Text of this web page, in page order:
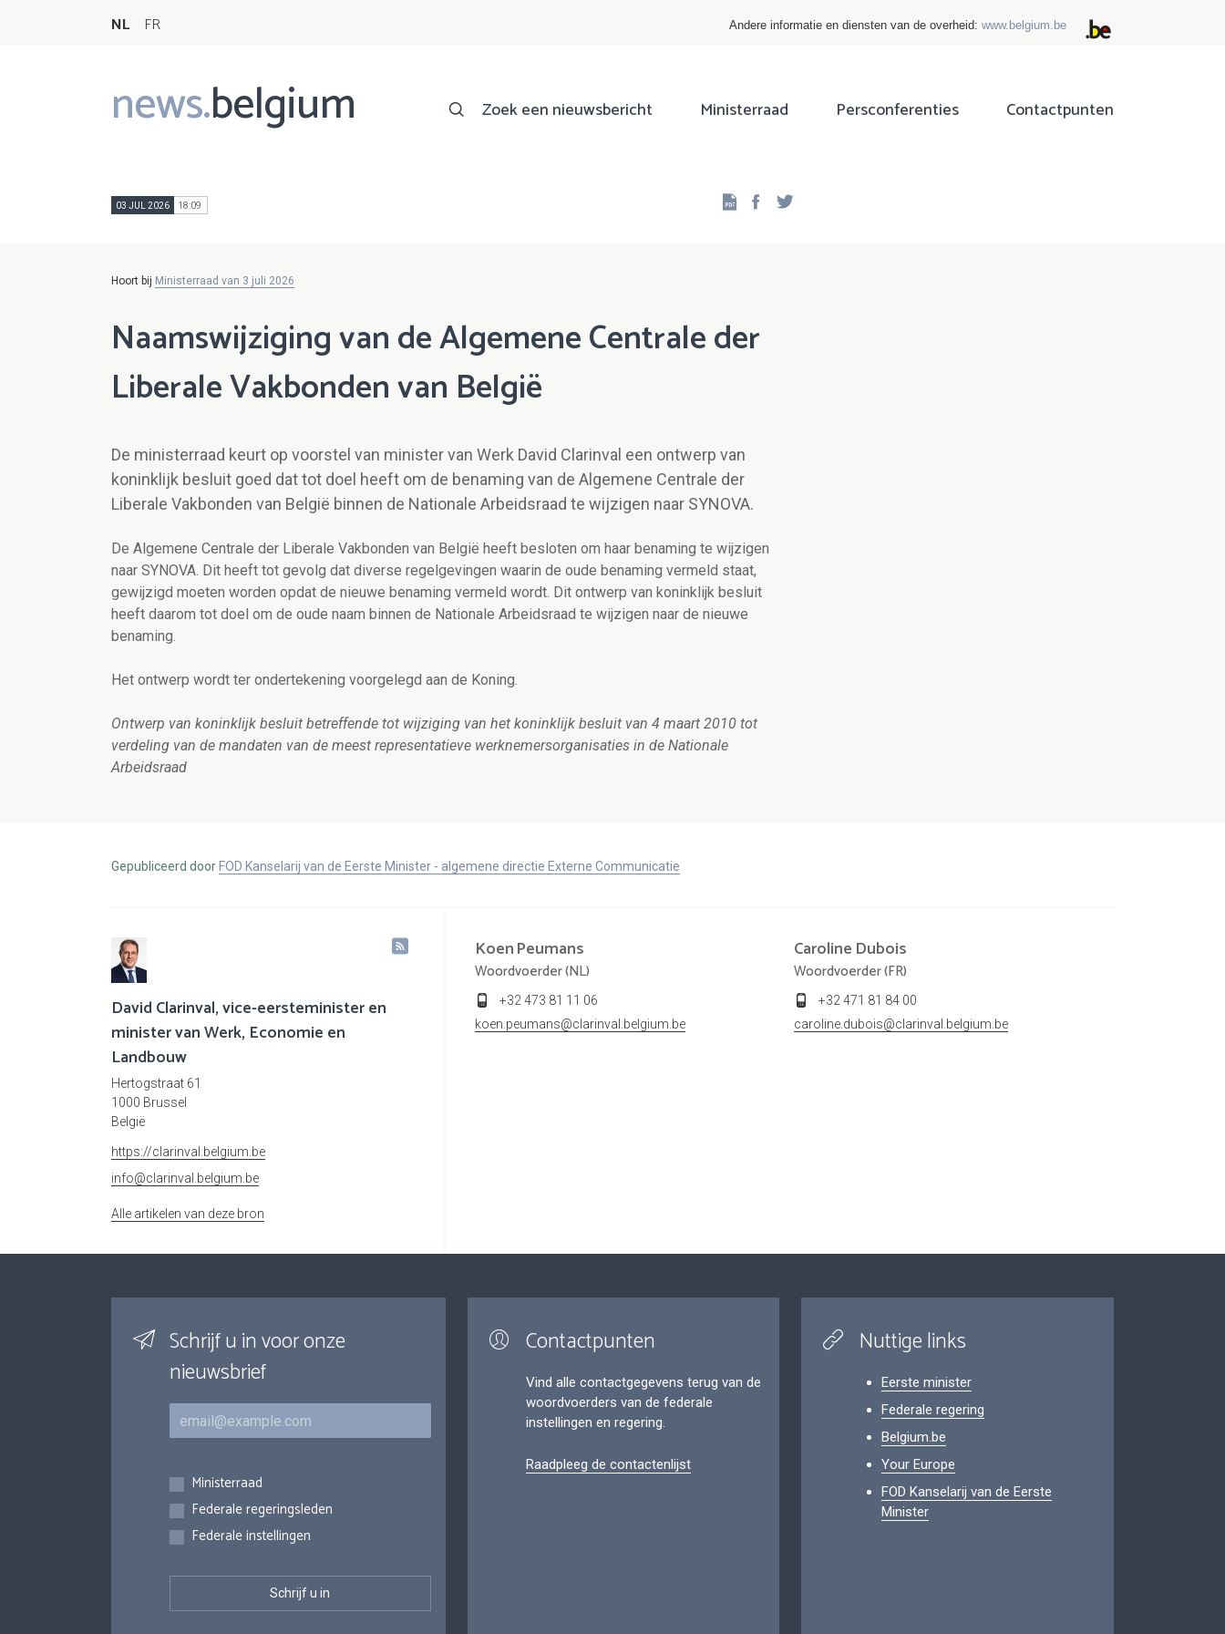
NL FR Andere informatie en diensten van de overheid: www.belgium.be
news.belgium
Main
navigation
Zoek een nieuwsbericht Ministerraad Persconferenties Contactpunten
03 JUL 2026 18:09 Facebook
Hoort bij Ministerraad van 3 juli 2026
Naamswijziging van de Algemene Centrale der
Liberale Vakbonden van België
De ministerraad keurt op voorstel van minister van Werk David Clarinval een ontwerp van
koninklijk besluit goed dat tot doel heeft om de benaming van de Algemene Centrale der
Liberale Vakbonden van België binnen de Nationale Arbeidsraad te wijzigen naar SYNOVA.
De Algemene Centrale der Liberale Vakbonden van België heeft besloten om haar benaming te wijzigen
naar SYNOVA. Dit heeft tot gevolg dat diverse regelgevingen waarin de oude benaming vermeld staat,
gewijzigd moeten worden opdat de nieuwe benaming vermeld wordt. Dit ontwerp van koninklijk besluit
heeft daarom tot doel om de oude naam binnen de Nationale Arbeidsraad te wijzigen naar de nieuwe
benaming.
Het ontwerp wordt ter ondertekening voorgelegd aan de Koning.
Ontwerp van koninklijk besluit betreffende tot wijziging van het koninklijk besluit van 4 maart 2010 tot
verdeling van de mandaten van de meest representatieve werknemersorganisaties in de Nationale
Arbeidsraad
Gepubliceerd door FOD Kanselarij van de Eerste Minister - algemene directie Externe Communicatie
David Clarinval, vice-eersteminister en
minister van Werk, Economie en
Landbouw
Hertogstraat 61
1000 Brussel
België
https://clarinval.belgium.be
info@clarinval.belgium.be
Alle artikelen van deze bron
KoenPeumans
Woordvoerder (NL)
+32 473 81 11 06
koen.peumans@clarinval.belgium.be
Caroline Dubois
Woordvoerder (FR)
+32 471 81 84 00
caroline.dubois@clarinval.belgium.be
Schrijf u in voor onze
nieuwsbrief
E-mail
Inschrijvingen
Ministerraad
Federale regeringsleden
Federale instellingen
Contactpunten
Vind alle contactgegevens terug van de
woordvoerders van de federale
instellingen en regering.
Raadpleeg de contactenlijst
Nuttige links
Eerste minister
Federale regering
Belgium.be
Your Europe
FOD Kanselarij van de Eerste
Minister